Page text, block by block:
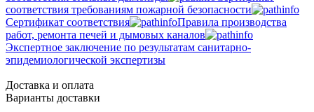
соответствия требованиям пожарной безопасности
Сертификат соответствия
Правила производства
работ, ремонта печей и дымовых каналов
Экспертное заключение по результатам санитарно-
эпидемиологической экспертизы
Доставка и оплата
Варианты доставки